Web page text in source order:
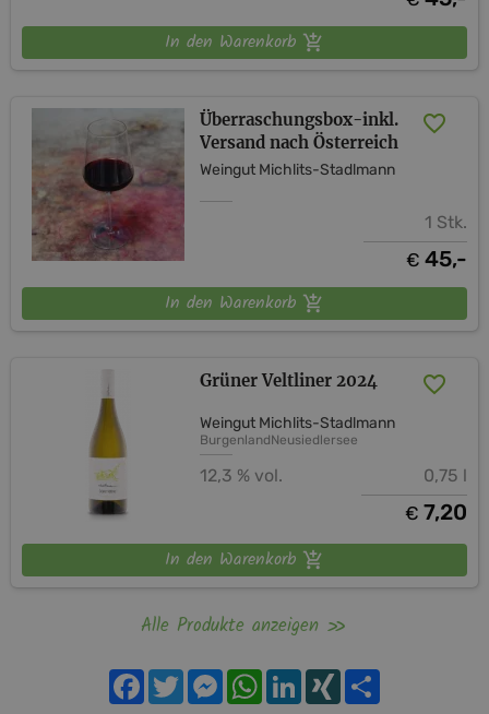
In den Warenkorb
Überraschungsbox-inkl.
Versand nach Österreich
Weingut Michlits-Stadlmann
1 Stk.
€ 45,-
In den Warenkorb
Grüner Veltliner 2024
Weingut Michlits-Stadlmann
BurgenlandNeusiedlersee
12,3 % vol. 0,75 l
€ 7,20
In den Warenkorb
Alle Produkte anzeigen
Facebook
TwitterMessengerWhatsApp
LinkedIn
XING